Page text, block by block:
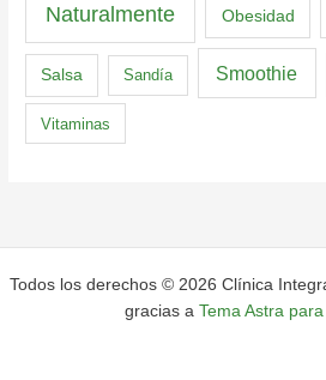
Naturalmente Obesidad
Salsa Sandía Smoothie
Vitaminas
Todos los derechos © 2026 Clínica
gracias a Tema Astra